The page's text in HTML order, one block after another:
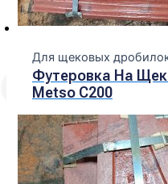
Для щековых
Футеровка На
Metso С200